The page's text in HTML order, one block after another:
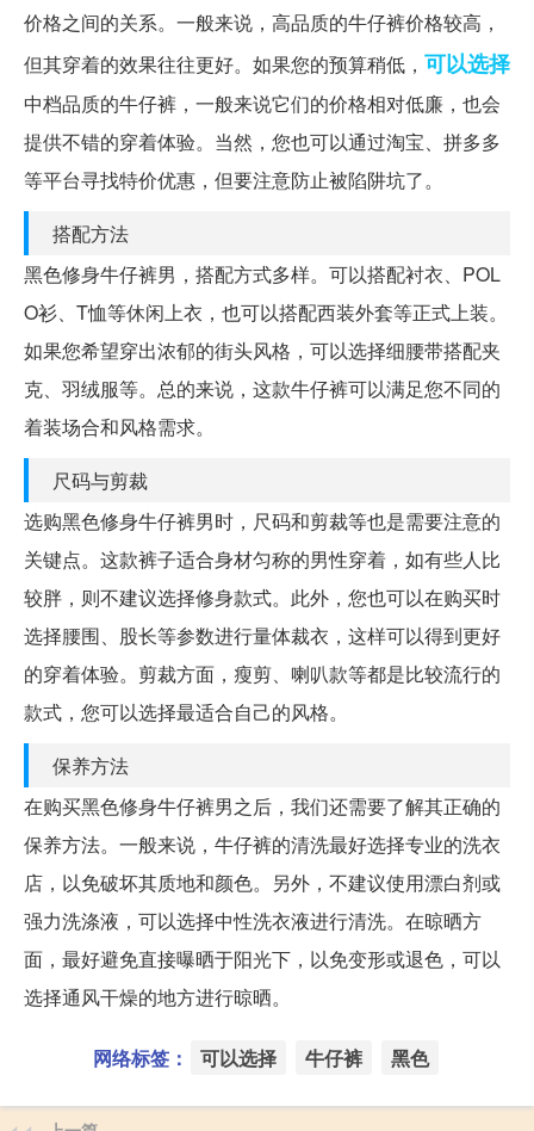
价格之间的关系。一般来说，高品质的牛仔裤价格较高，
但其穿着的效果往往更好。如果您的预算稍低， 可以选择
中档品质的牛仔裤，一般来说它们的价格相对低廉，也会
提供不错的穿着体验。当然，您也可以通过淘宝、拼多多
等平台寻找特价优惠，但要注意防止被陷阱坑了。
搭配方法
黑色修身牛仔裤男，搭配方式多样。可以搭配衬衣、POL
O衫、T恤等休闲上衣，也可以搭配西装外套等正式上装。
如果您希望穿出浓郁的街头风格，可以选择细腰带搭配夹
克、羽绒服等。总的来说，这款牛仔裤可以满足您不同的
着装场合和风格需求。
尺码与剪裁
选购黑色修身牛仔裤男时，尺码和剪裁等也是需要注意的
关键点。这款裤子适合身材匀称的男性穿着，如有些人比
较胖，则不建议选择修身款式。此外，您也可以在购买时
选择腰围、股长等参数进行量体裁衣，这样可以得到更好
的穿着体验。剪裁方面，瘦剪、喇叭款等都是比较流行的
款式，您可以选择最适合自己的风格。
保养方法
在购买黑色修身牛仔裤男之后，我们还需要了解其正确的
保养方法。一般来说，牛仔裤的清洗最好选择专业的洗衣
店，以免破坏其质地和颜色。另外，不建议使用漂白剂或
强力洗涤液，可以选择中性洗衣液进行清洗。在晾晒方
面，最好避免直接曝晒于阳光下，以免变形或退色，可以
选择通风干燥的地方进行晾晒。
网络标签： 可以选择 牛仔裤 黑色